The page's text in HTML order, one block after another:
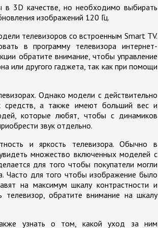
в 3D качестве, но необходимо выбирать
изображений 120 Гц.
телевизоров со встроенным Smart TV.
в программу телевизора интернет-
обратите внимание, чтобы управление
или другого гаджета, так как при помощи
Однако модели с действительно
средств, а также имеют больший вес и
которые любят, чтобы с динамиков
звук отдельно.
и яркость телевизора. Обычно в
множество включенных моделей с
для того чтобы покупатели могли
Часто для того чтобы изображение было
на максимум шкалу контрастности и
обратите внимание на шкалу
узнать о том, какой уход за ним